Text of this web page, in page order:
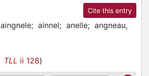
Cite this entry
aingnele; ainnel; anelle; angneau,
TLL ii 128)